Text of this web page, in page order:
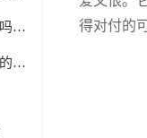
上海市第十人民医院治白斑好吗知乎
哈尔滨市第二医院皮肤科最好的医生
得对付的